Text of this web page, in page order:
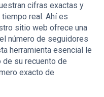
cifras exactas y
real. Ahí es
sitio web ofrece una
número de seguidores
herramienta esencial le
su recuento de
exacto de